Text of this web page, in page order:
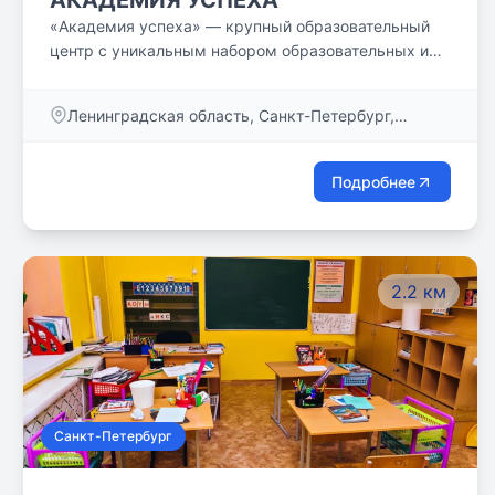
«Академия успеха» — крупный образовательный
центр с уникальным набором образовательных и
специалистов, доброжелательной и творческой
Ленинградская область, Санкт-Петербург,
Подробнее
2.2 км
Санкт-Петербург